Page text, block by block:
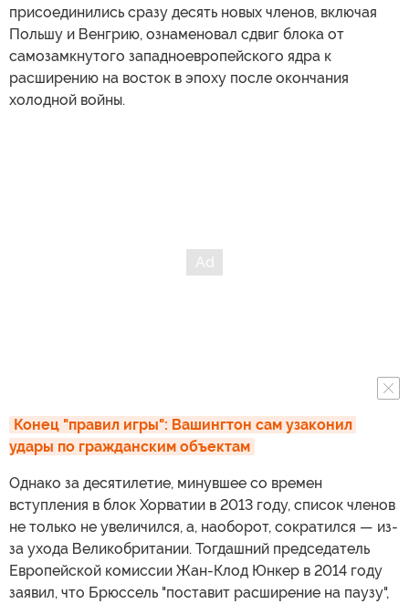
присоединились сразу десять новых членов, включая
Польшу и Венгрию, ознаменовал сдвиг блока от
самозамкнутого западноевропейского ядра к
расширению на восток в эпоху после окончания
холодной войны.
Конец "правил игры": Вашингтон сам узаконил
удары по гражданским объектам
Однако за десятилетие, минувшее со времен
вступления в блок Хорватии в 2013 году, список членов
не только не увеличился, а, наоборот, сократился — из-
за ухода Великобритании. Тогдашний председатель
Европейской комиссии Жан-Клод Юнкер в 2014 году
заявил, что Брюссель "поставит расширение на паузу",